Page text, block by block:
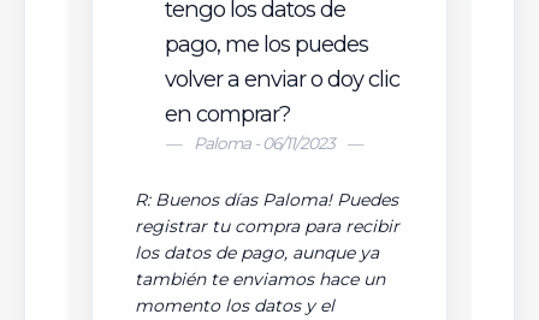
tengo los datos de
pago, me los puedes
volver a enviar o doy clic
en comprar?
Paloma - 06/11/2023
R: Buenos días Paloma! Puedes
registrar tu compra para recibir
los datos de pago, aunque ya
también te enviamos hace un
momento los datos y el